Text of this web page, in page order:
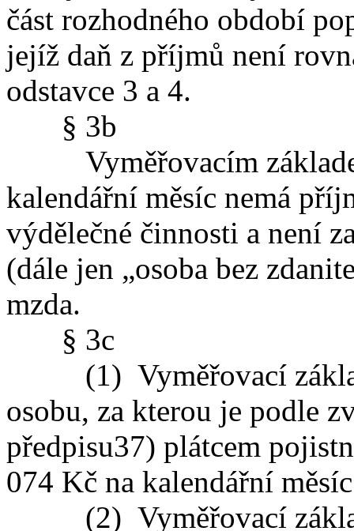
část rozhodného období
jejíž daň z příjmů není
odstavce 3 a 4.
§ 3b
Vyměřovacím
kalendářní měsíc nemá
výdělečné činnosti a není
(dále jen „osoba bez
mzda.
§ 3c
(1) Vyměřovací základ
osobu, za kterou je podle
předpisu37) plátcem
074 Kč na kalendářní
(2) Vyměřovací základ